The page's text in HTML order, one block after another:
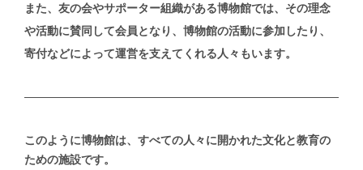
また、友の会やサポーター組織がある博物館では、その理念
や活動に賛同して会員となり、博物館の活動に参加したり、
寄付などによって運営を支えてくれる人々もいます。
このように博物館は、すべての人々に開かれた文化と教育の
ための施設です。